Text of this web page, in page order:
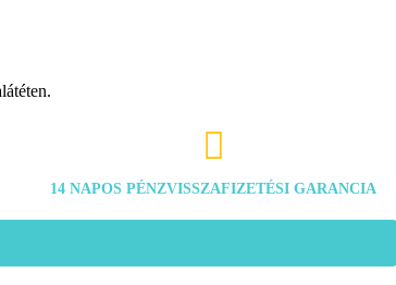

14 NAPOS PÉNZVISSZAFIZETÉSI GARANCIA